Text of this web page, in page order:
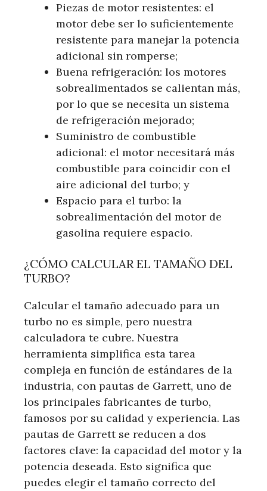
Piezas de motor resistentes: el
motor debe ser lo suficientemente
resistente para manejar la potencia
adicional sin romperse;
Buena refrigeración: los motores
sobrealimentados se calientan más,
por lo que se necesita un sistema
de refrigeración mejorado;
Suministro de combustible
adicional: el motor necesitará más
combustible para coincidir con el
aire adicional del turbo; y
Espacio para el turbo: la
sobrealimentación del motor de
gasolina requiere espacio.
¿CÓMO CALCULAR EL TAMAÑO DEL
TURBO?
Calcular el tamaño adecuado para un
turbo no es simple, pero nuestra
calculadora te cubre. Nuestra
herramienta simplifica esta tarea
compleja en función de estándares de la
industria, con pautas de Garrett, uno de
los principales fabricantes de turbo,
famosos por su calidad y experiencia. Las
pautas de Garrett se reducen a dos
factores clave: la capacidad del motor y la
potencia deseada. Esto significa que
puedes elegir el tamaño correcto del